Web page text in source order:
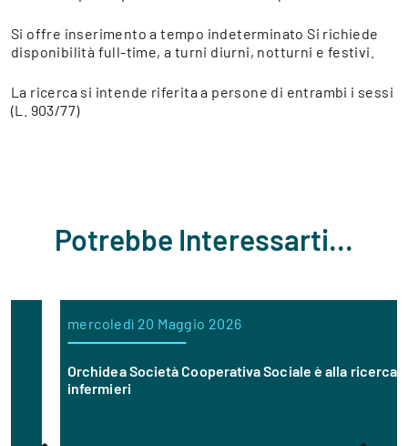
Si offre inserimento a tempo indeterminato Si richiede
disponibilità full-time, a turni diurni, notturni e festivi.
La ricerca si intende riferita a persone di entrambi i sessi
(L. 903/77)
Potrebbe Interessarti...
mercoledì 20 Maggio 2026
Orchidea Società Cooperativa Sociale è alla ricerca di
infermieri